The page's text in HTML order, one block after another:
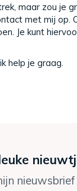
maar zou je
met mij op.
Je kunt
k help je graag.
nieuwsbrief